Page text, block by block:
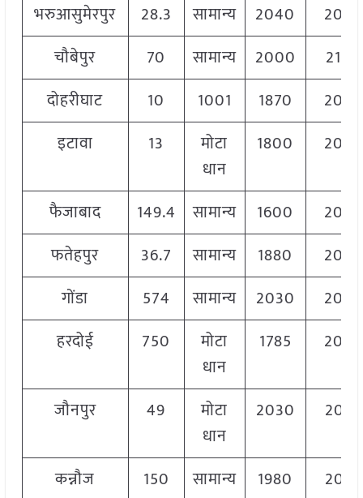
भरुआसुमेरपुर
28.3 सामान्य 2040
2040
चौबेपुर
70 सामान्य 2000
2100
दोहरीघाट
10 1001 1870
2040
इटावा
13
मोटा
धान
1800 2050
फैजाबाद 149.4 सामान्य 1600
2040
फतेहपुर
36.7 सामान्य 1880
2040
गोंडा
574 सामान्य 2030
2050
हरदोई
750
मोटा
धान
1785 2040
जौनपुर 49
मोटा
धान
2030 2055
कन्नौज 150 सामान्य 1980
2045